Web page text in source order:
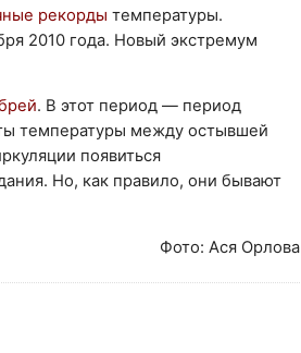
рекорды температуры.
2010 года. Новый экстремум
. В этот период ― период
температуры между остывшей
появиться
Но, как правило, они бывают
Фото: Ася Орлова